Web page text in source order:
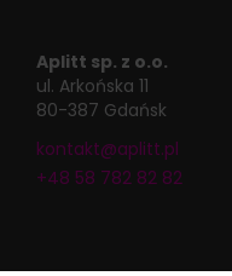
Aplitt sp. z o.o.
ul. Arkońska 11
80-387 Gdańsk
kontakt@aplitt.pl
+48 58 782 82 82